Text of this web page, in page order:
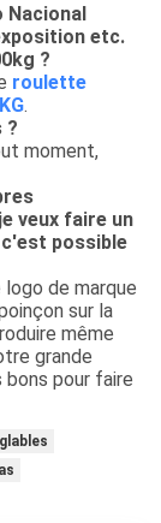
Nacional
etc.
?
roulette
.
?
moment,
veux faire un
possible
logo de marque
sur la
même
grande
pour faire